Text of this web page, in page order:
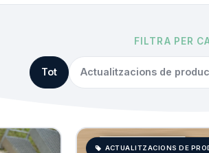
FILTRA PER
Tot Actualitzacions de
ACTUALITZACIONS DE